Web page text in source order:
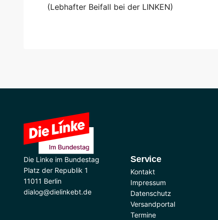
(Lebhafter Beifall bei der LINKEN)
Die Linke im Bundestag
Platz der Republik 1
11011 Berlin
dialog@dielinkebt.de
Service
Kontakt
Impressum
Datenschutz
Versandportal
Termine